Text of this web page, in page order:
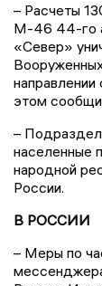
– Расчеты
М-46 44-го
«Север»
этом
–
населенные
народной
России.
В РОССИИ
– Меры по